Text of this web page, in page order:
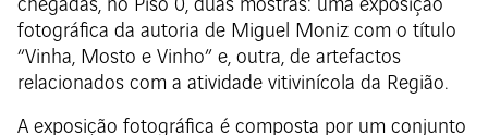
chegadas, no Piso 0, duas mostras: uma exposição
fotográfica da autoria de Miguel Moniz com o título
“Vinha, Mosto e Vinho” e, outra, de artefactos
relacionados com a atividade vitivinícola da Região.
A exposição fotográfica é composta por um conjunto